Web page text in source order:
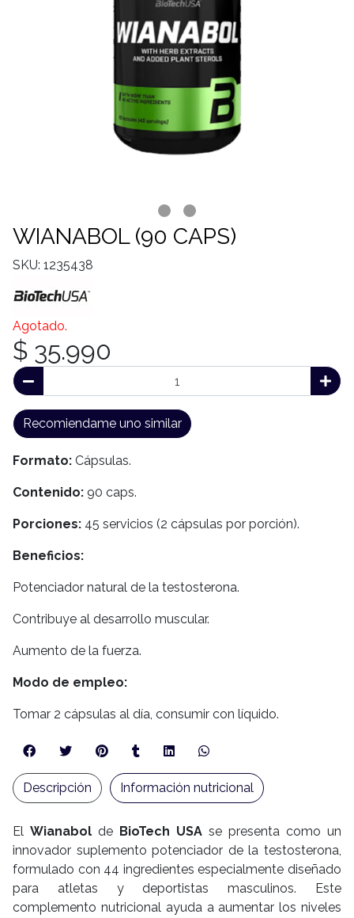
WIANABOL (90 CAPS)
SKU: 1235438
Agotado.
$ 35.990
Recomiendame uno similar
Formato: Cápsulas.
Contenido: 90 caps.
Porciones: 45 servicios (2 cápsulas por porción).
Beneficios:
Potenciador natural de la testosterona.
Contribuye al desarrollo muscular.
Aumento de la fuerza.
Modo de empleo:
Tomar 2 cápsulas al día, consumir con líquido.
El Wianabol de BioTech USA se presenta como un
innovador suplemento potenciador de la testosterona,
formulado con 44 ingredientes especialmente diseñado
para atletas y deportistas masculinos. Este
complemento nutricional ayuda a aumentar los niveles
Descripción Información nutricional